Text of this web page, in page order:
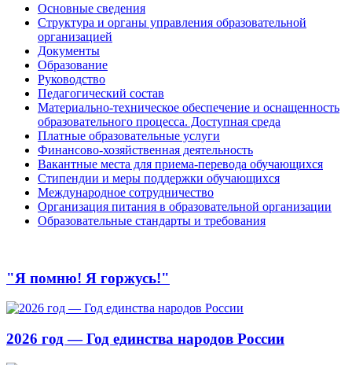
Основные сведения
Структура и органы управления образовательной
организацией
Документы
Образование
Руководство
Педагогический состав
Материально-техническое обеспечение и оснащенность
образовательного процесса. Доступная среда
Платные образовательные услуги
Финансово-хозяйственная деятельность
Вакантные места для приема-перевода обучающихся
Стипендии и меры поддержки обучающихся
Международное сотрудничество
Организация питания в образовательной организации
Образовательные стандарты и требования
"Я помню! Я горжусь!"
2026 год — Год единства народов России